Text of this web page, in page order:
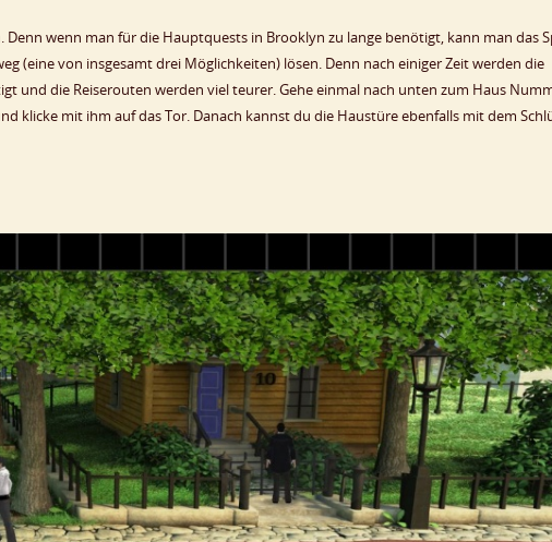
Denn wenn man für die Hauptquests in Brooklyn zu lange benötigt, kann man das
(eine von insgesamt drei Möglichkeiten) lösen. Denn nach einiger Zeit werden die
und die Reiserouten werden viel teurer. Gehe einmal nach unten zum Haus
klicke mit ihm auf das Tor. Danach kannst du die Haustüre ebenfalls mit dem